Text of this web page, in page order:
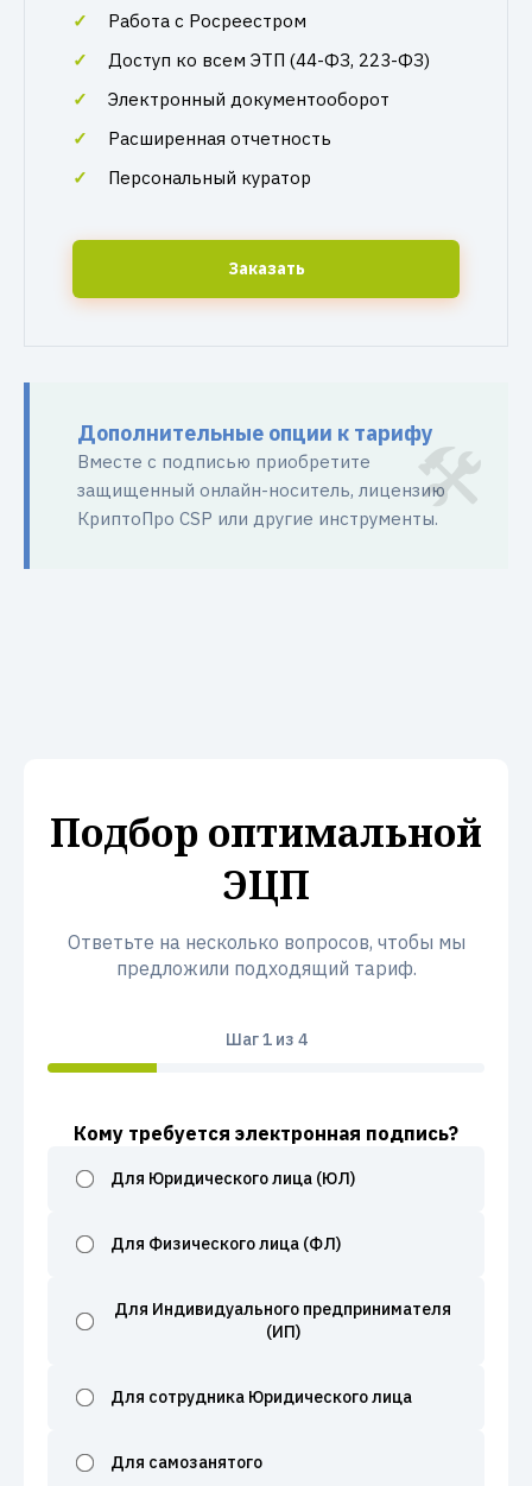
Работа с Росреестром
Доступ ко всем ЭТП (44-ФЗ, 223-ФЗ)
Электронный документооборот
Расширенная отчетность
Персональный куратор
Заказать
Дополнительные опции к тарифу
Вместе с подписью приобретите
защищенный онлайн-носитель, лицензию
КриптоПро CSP или другие инструменты.
Подбор оптимальной
ЭЦП
Ответьте на несколько вопросов, чтобы мы
предложили подходящий тариф.
Шаг1из 4
Кому требуется электронная подпись?
Для Юридического лица (ЮЛ)
Для Физического лица (ФЛ)
Для Индивидуального предпринимателя
(ИП)
Для сотрудника Юридического лица
Для самозанятого